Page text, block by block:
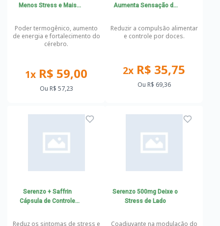
Menos Stress e Mais
Poder termogênico, aumento
de energia e fortalecimento do
cérebro.
1x R$ 59,00
Ou R$ 57,23
Aumenta Sensação de
Reduzir a compulsão alimentar
e controle por doces.
2x R$ 35,75
Ou R$ 69,36
Serenzo + Saffrin
Cápsula de Controle
Reduz os sintomas de stress e
Serenzo 500mg Deixe o
Stress de Lado
Coadjuvante na modulação do